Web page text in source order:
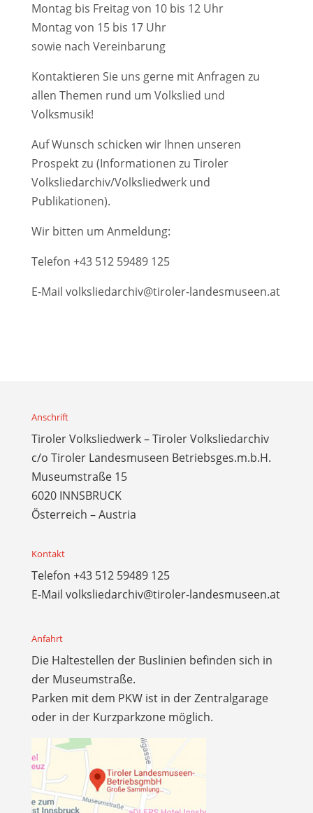
Montag bis Freitag von 10 bis 12 Uhr
Montag von 15 bis 17 Uhr
sowie nach Vereinbarung
Kontaktieren Sie uns gerne mit Anfragen zu
allen Themen rund um Volkslied und
Volksmusik!
Auf Wunsch schicken wir Ihnen unseren
Prospekt zu (Informationen zu Tiroler
Volksliedarchiv/Volksliedwerk und
Publikationen).
Wir bitten um Anmeldung:
Telefon +43 512 59489 125
E-Mail volksliedarchiv@tiroler-landesmuseen.at
Anschrift
Tiroler Volksliedwerk – Tiroler Volksliedarchiv
c/o Tiroler Landesmuseen Betriebsges.m.b.H.
Museumstraße 15
6020 INNSBRUCK
Österreich – Austria
Kontakt
Telefon +43 512 59489 125
E-Mail volksliedarchiv@tiroler-landesmuseen.at
Anfahrt
Die Haltestellen der Buslinien befinden sich in
der Museumstraße.
Parken mit dem PKW ist in der Zentralgarage
oder in der Kurzparkzone möglich.